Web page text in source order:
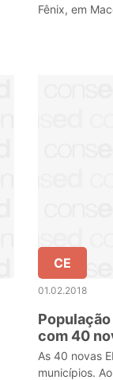
Fênix, em
CE
01.02.2018
com 40
em
As 40 novas
municípios.